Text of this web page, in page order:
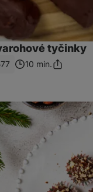
tyčinky
10 min.Zdieľať